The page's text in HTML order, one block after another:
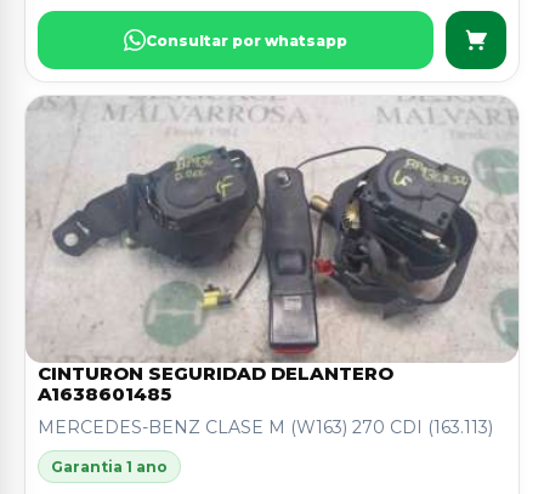
Consultar por whatsapp
CINTURON SEGURIDAD DELANTERO
A1638601485
MERCEDES-BENZ CLASE M (W163) 270 CDI (163.113)
Garantia 1 ano